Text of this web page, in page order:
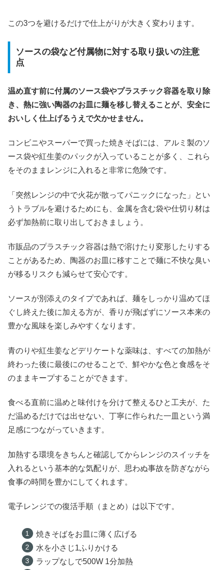
この3つを避けるだけで仕上がりが大きく変わります。
ソースの袋など付属物に対する取り扱いの注意
点
温め直す前に付属のソース袋やプラスチック容器を取り除
き、熱に強い陶器のお皿に麺を移し替えることが、安全に
おいしく仕上げるうえで欠かせません。
コンビニやスーパーで買った焼きそばには、アルミ製のソ
ース袋や紅生姜のパックが入っていることが多く、これら
をそのままレンジに入れると非常に危険です。
「突然レンジの中で火花が散ってパニックになった」とい
うトラブルを避けるためにも、金属を含む袋や仕切り材は
必ず加熱前に取り出しておきましょう。
市販品のプラスチック容器は熱で溶けたり変形したりする
ことがあるため、陶器のお皿に移すことで麺に不快な臭い
が移るリスクも減らせて安心です。
ソースが別添えのタイプであれば、麺をしっかり温めてほ
ぐし終えた後に加える方が、香りが飛ばずにソース本来の
豊かな風味を楽しみやすくなります。
青のりや紅生姜などデリケートな薬味は、すべての加熱が
終わった後に最後にのせることで、鮮やかな色と食感をそ
のままキープすることができます。
食べる直前に温めと味付けを分けて整えるひと工夫が、た
だ温めるだけでは出せない、丁寧に作られた一皿という満
足感につながっていきます。
加熱する環境をきちんと確認してからレンジのスイッチを
入れるという基本的な気配りが、思わぬ事故を防ぎながら
食事の時間を豊かにしてくれます。
電子レンジでの復活手順（まとめ）は以下です。
焼きそばをお皿に薄く広げる
水を小さじ1ふりかける
ラップなしで500W 1分加熱